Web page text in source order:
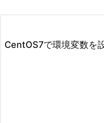
CentOS7で環境変数を